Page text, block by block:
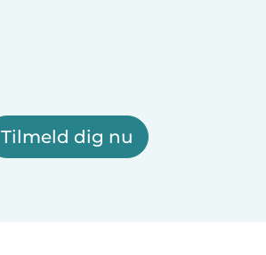
Tilmeld dig nu